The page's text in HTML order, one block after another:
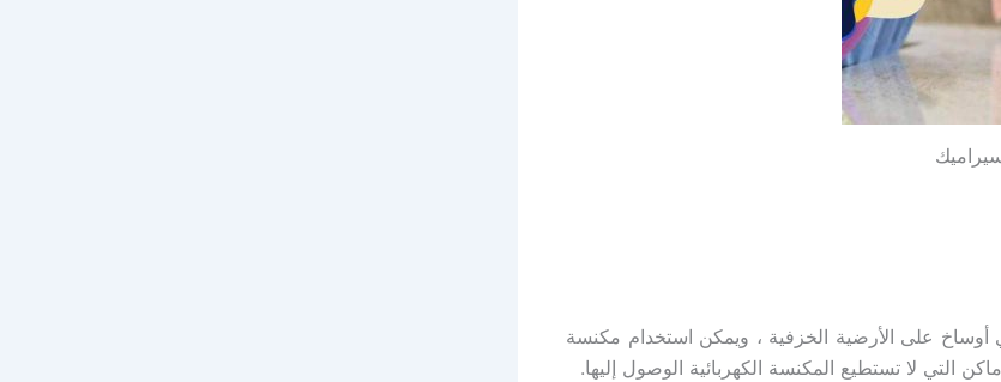
أوساخ على الأرضية الخزفية ، ويمكن استخدام مكنسة
التي لا تستطيع المكنسة الكهربائية الوصول إليها.